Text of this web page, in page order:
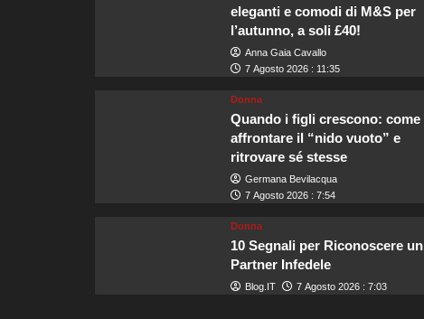
eleganti e comodi di M&S per
l’autunno, a soli £40!
Anna Gaia Cavallo
7 Agosto 2026 : 11:35
Donna
Quando i figli crescono: come
affrontare il “nido vuoto” e
ritrovare sé stesse
Germana Bevilacqua
7 Agosto 2026 : 7:54
Donna
10 Segnali per Riconoscere un
Partner Infedele
Blog.IT 7 Agosto 2026 : 7:03